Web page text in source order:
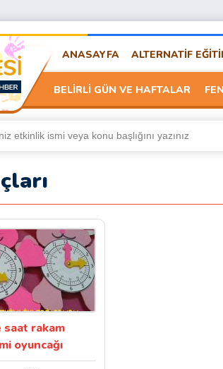
ANASAYFA ALTERNATİF
BELİRLİ GÜN VE HAFTALAR
saat rakam
oyuncağı